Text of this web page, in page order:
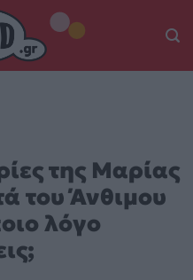
της Μαρίας
του Άνθιμου
λόγο